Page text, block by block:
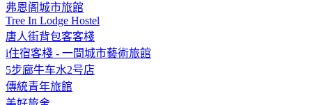
弗恩阁城市旅館
Tree In Lodge Hostel
唐人街背包客客棧
i住宿客棧 - 一間城市藝術旅館
5步廊牛车水2号店
傳統青年旅館